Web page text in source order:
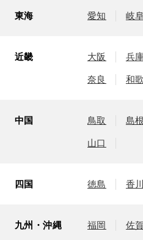
東海 愛知 岐
近畿 大阪 兵
奈良 和
中国 鳥取 島根
山口
四国 徳島 香川
九州・沖縄 福岡 佐賀